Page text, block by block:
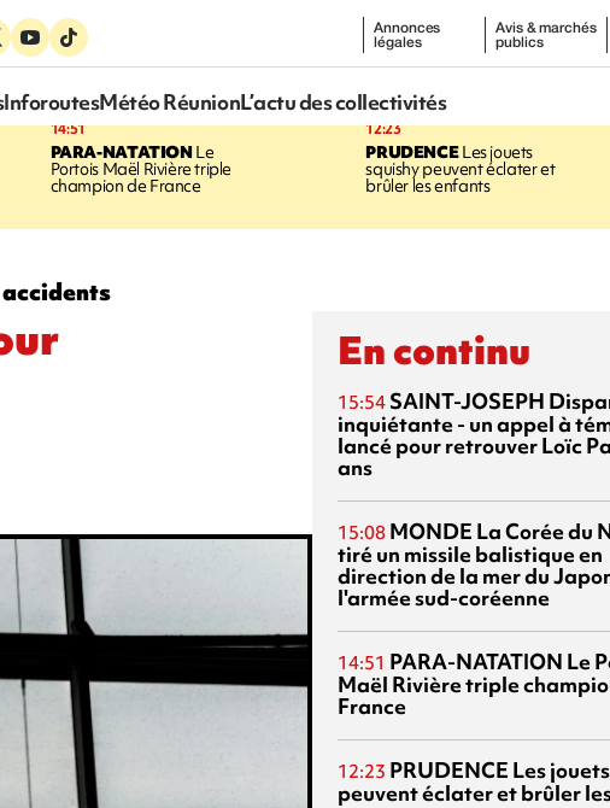
Annonces
légales
Avis & marchés
publics
InforoutesMétéo RéunionL’actu des collectivités
14:51
PARA-NATATIONLe
Portois Maël Rivière triple
champion de France
12:23
PRUDENCELes jouets
squishy peuvent éclater et
brûler les enfants
En continu
15:54 SAINT-JOSEPH
inquiétante - un appel à
lancé pour retrouver Loïc
ans
15:08 MONDE La Corée du
tiré un missile balistique en
direction de la mer du
l'armée sud-coréenne
14:51 PARA-NATATION Le
Maël Rivière triple
France
12:23 PRUDENCE Les
peuvent éclater et brûler